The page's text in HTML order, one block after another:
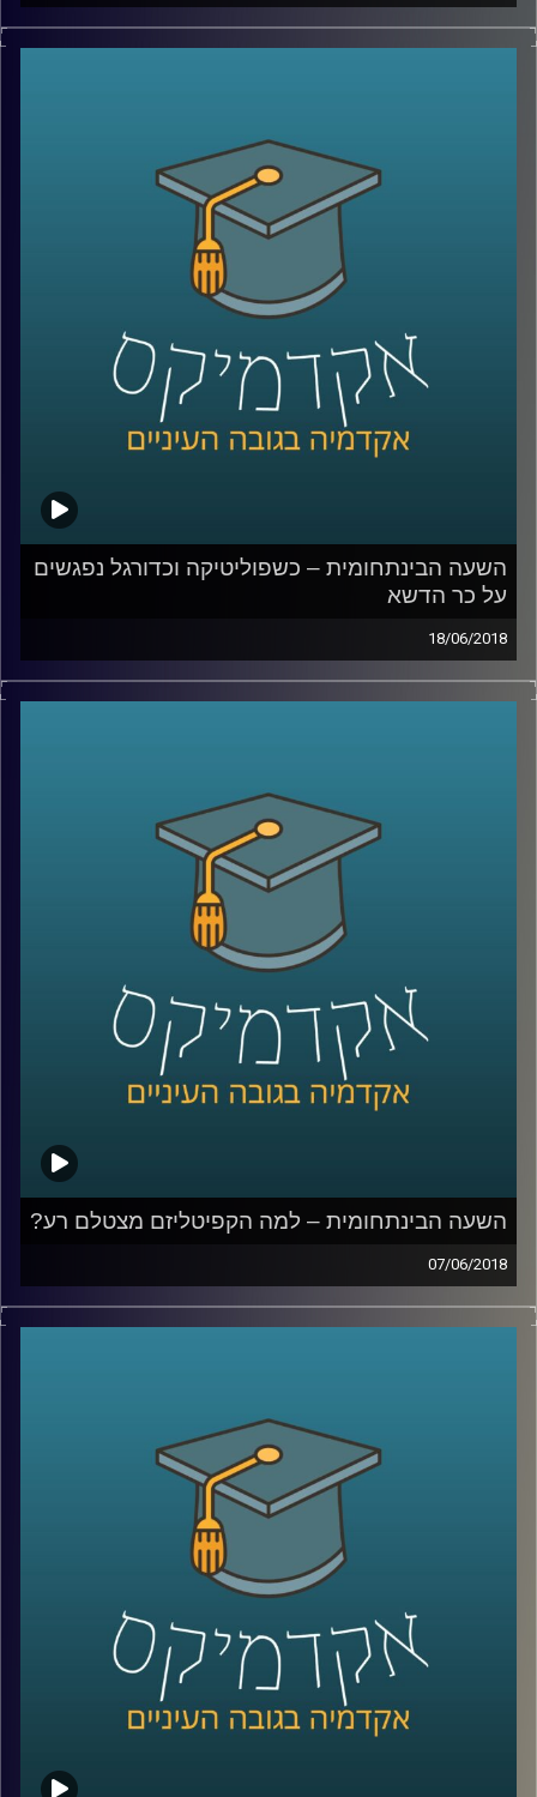
המעבר של תעשיית המוזיקה לעידן הדיגיטלי
נחאס מסבירה כיצד ניתן לשמור על זכויות
מוזיקאים בעידן של סימפולים, מדוע ספר
החוקים מזניח את המוזיקה האלקטרונית וגם –
לאן לדעתה צועדת התעשייה בעידן שלך
קרדיט תמונות: AudioVersity
השעה הבינתחומית – כשפוליטיקה וכדורגל נפגשים
על כר הדשא
18/06/2018
משחקי המונדיאל טומנים בחובם הרבה מעבר
שמרתקים אליהם מיליוני צופים ברחבי העולם.
ד"ר יאיר גלילי עושה סדר בקשר שבין פוליטיקה
לכדורגל וסוקר את ההיסטוריה הדרמטית של
משחקי הגביע העולמי
.
AudioVersity
השעה הבינתחומית – למה הקפיטליזם מצטלם רע?
07/06/2018
השיח הכלכלי המתווך על ידי הפוליטיקאים
פרופסור עומר מואב מנפץ מיתוסים על השיטה
הקפיטליסטית, מסביר מדוע לדעתו זו הדרך
היעילה ביותר לדאוג לרווחת החלשים וגם כיצד
באמת אפשר לצמצם את הפקקים בכביש
AudioVersity